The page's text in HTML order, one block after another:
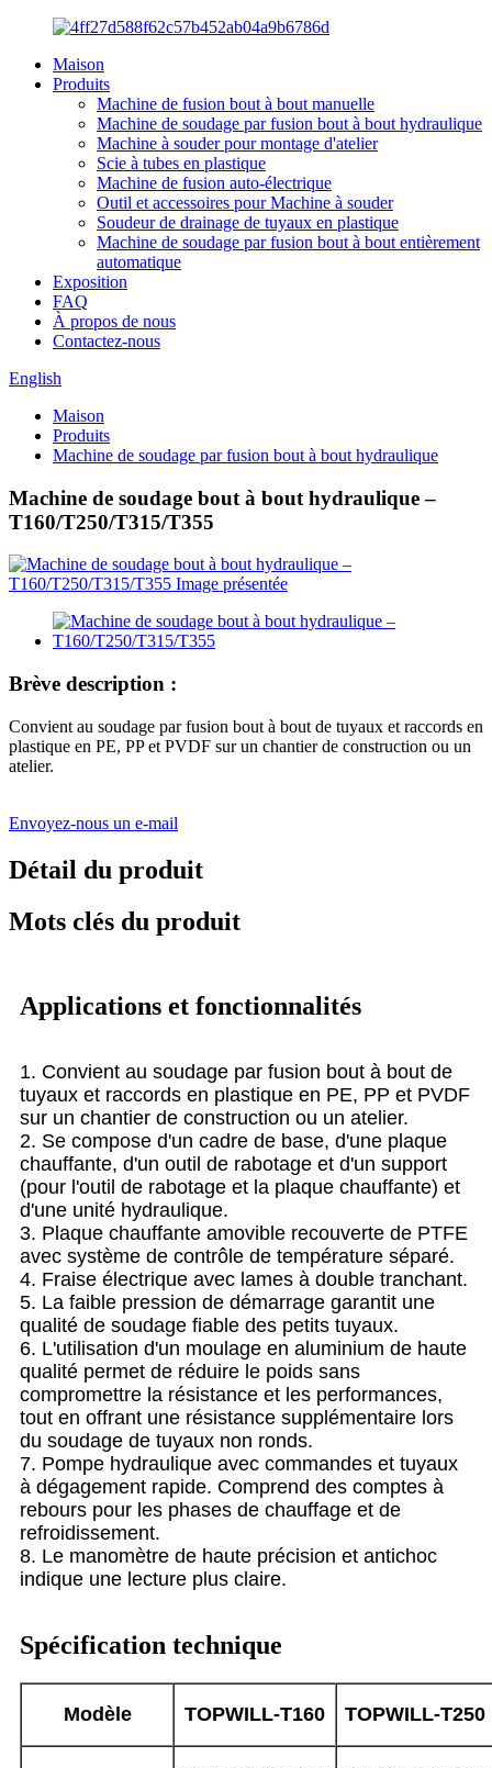
Maison
Produits
Machine de fusion bout à bout manuelle
Machine de soudage par fusion bout à bout hydraulique
Machine à souder pour montage d'atelier
Scie à tubes en plastique
Machine de fusion auto-électrique
Outil et accessoires pour Machine à souder
Soudeur de drainage de tuyaux en plastique
Machine de soudage par fusion bout à bout entièrement
automatique
Exposition
FAQ
À propos de nous
Contactez-nous
English
Maison
Produits
Machine de soudage par fusion bout à bout hydraulique
Machine de soudage bout à bout hydraulique –
T160/T250/T315/T355
Brève description :
Convient au soudage par fusion bout à bout de tuyaux et raccords en
plastique en PE, PP et PVDF sur un chantier de construction ou un
atelier.
Envoyez-nous un e-mail
Détail du produit
Mots clés du produit
Applications et fonctionnalités
1. Convient au soudage par fusion bout à bout de
tuyaux et raccords en plastique en PE, PP et PVDF
sur un chantier de construction ou un atelier.
2. Se compose d'un cadre de base, d'une plaque
chauffante, d'un outil de rabotage et d'un support
(pour l'outil de rabotage et la plaque chauffante) et
d'une unité hydraulique.
3. Plaque chauffante amovible recouverte de PTFE
avec système de contrôle de température séparé.
4. Fraise électrique avec lames à double tranchant.
5. La faible pression de démarrage garantit une
qualité de soudage fiable des petits tuyaux.
6. L'utilisation d'un moulage en aluminium de haute
qualité permet de réduire le poids sans
compromettre la résistance et les performances,
tout en offrant une résistance supplémentaire lors
du soudage de tuyaux non ronds.
7. Pompe hydraulique avec commandes et tuyaux
à dégagement rapide. Comprend des comptes à
rebours pour les phases de chauffage et de
refroidissement.
8. Le manomètre de haute précision et antichoc
indique une lecture plus claire.
Spécification technique
Modèle TOPWILL-T160 TOPWILL-T250